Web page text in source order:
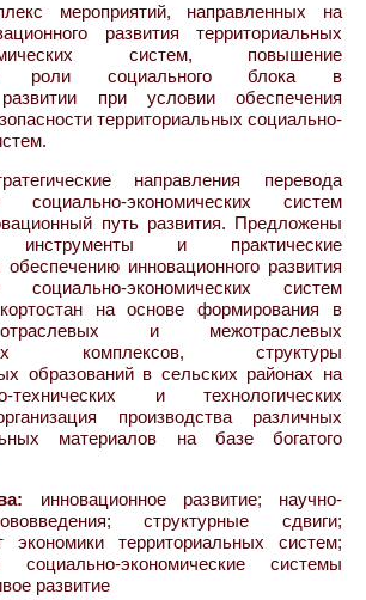
мероприятий, направленных на
развития территориальных
систем, повышение
роли социального блока в
при условии обеспечения
территориальных социально-
направления перевода
социально-экономических систем
путь развития. Предложены
инструменты и практические
инновационного развития
социально-экономических систем
на основе формирования в
и межотраслевых
комплексов, структуры
образований в сельских районах на
технических и технологических
производства различных
материалов на базе богатого
инновационное развитие; научно-
структурные сдвиги;
экономики территориальных систем;
социально-экономические системы
развитие